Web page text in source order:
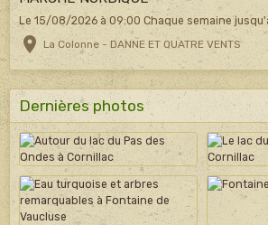
Le 15/08/2026 à 09:00 Chaque semaine
La Colonne - DANNE ET QUATRE VENTS
Dernières photos